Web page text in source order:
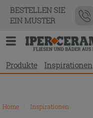
BESTELLEN SIE
EIN MUSTER
Produkte Inspirationen
Home Inspirationen